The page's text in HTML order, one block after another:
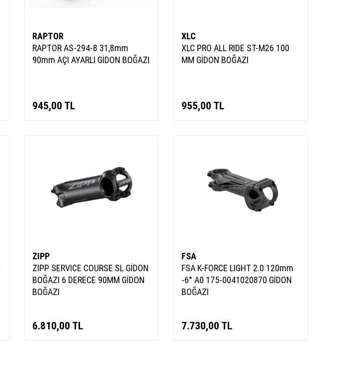
RAPTOR
RAPTOR AS-294-8 31,8mm
90mm AÇI AYARLI GİDON BOĞAZI
945,00 TL
XLC
XLC PRO ALL RIDE ST-M26 100
MM GİDON BOĞAZI
955,00 TL
ZIPP
ZIPP SERVICE COURSE SL GİDON
BOĞAZI 6 DERECE 90MM GİDON
BOĞAZI
6.810,00 TL
FSA
FSA K-FORCE LIGHT 2.0 120mm
-6° A0 175-0041020870 GİDON
BOĞAZI
7.730,00 TL